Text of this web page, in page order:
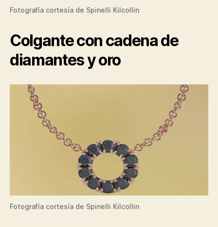
Fotografía cortesía de Spinelli Kilcollin
Colgante con cadena de
diamantes y oro
Fotografía cortesía de Spinelli Kilcollin